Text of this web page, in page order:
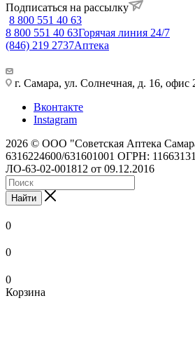
Подписаться на рассылку
8 800 551 40 63
8 800 551 40 63Горячая линия 24/7
(846) 219 2737Аптека
г. Самара, ул. Солнечная, д. 16, офис
Вконтакте
Instagram
2026 © ООО "Советская Аптека
6316224600/631601001 ОГРН:
ЛО-63-02-001812 от 09.12.2016
Найти
0
0
0
Корзина